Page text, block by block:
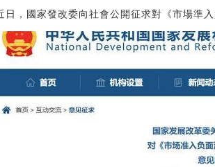
日，國家發改委向社會公開征求對《市場準